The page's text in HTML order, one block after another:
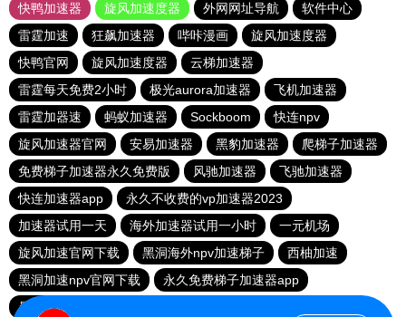
快鸭加速器
旋风加速度器 外网网址导航
软件中心
雷霆加速
狂飙加速器 哔咔漫画
旋风加速度器
快鸭官网
旋风加速度器
云梯加速器
雷霆每天免费2小时
极光aurora加速器
飞机加速器
雷霆加器速
蚂蚁加速器 Sockboom
快连npv
旋风加速器官网
安易加速器 黑豹加速器
爬梯子加速器
免费梯子加速器永久免费版
风驰加速器
飞驰加速器
快连加速器app
永久不收费的vp加速器2023
加速器试用一天
海外加速器试用一小时
一元机场
旋风加速官网下载
黑洞海外npv加速梯子
西柚加速
黑洞加速npv官网下载
永久免费梯子加速器app
暴雪加速器